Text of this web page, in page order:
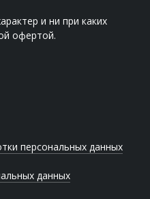
и ни при каких
офертой.
персональных данных
данных